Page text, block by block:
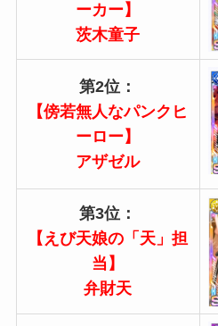
ーカー】
茨木童子
第2位：
【傍若無人なパンクヒ
ーロー】
アザゼル
第3位：
【えび天娘の「天」担
当】
弁財天